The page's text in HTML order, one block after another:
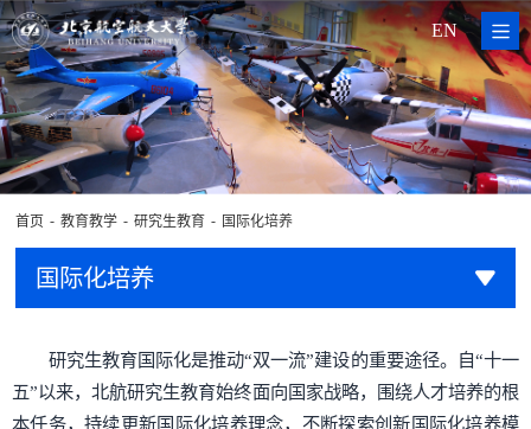
EN
首页 - 教育教学 - 研究生教育 - 国际化培养
国际化培养
研究生教育国际化是推动“双一流”建设的重要途径。自“十一
五”以来，北航研究生教育始终面向国家战略，围绕人才培养的根
本任务，持续更新国际化培养理念，不断探索创新国际化培养模